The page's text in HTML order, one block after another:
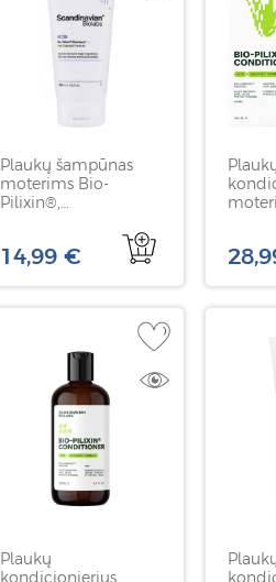
Plaukų šampūnas
moterims Bio-
Pilixin®,
BIOLABS, 100 ml
14,99 €
Plaukų
kondicionierius